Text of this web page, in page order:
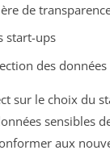
de
start-ups
des
sur le choix du
sensibles
aux